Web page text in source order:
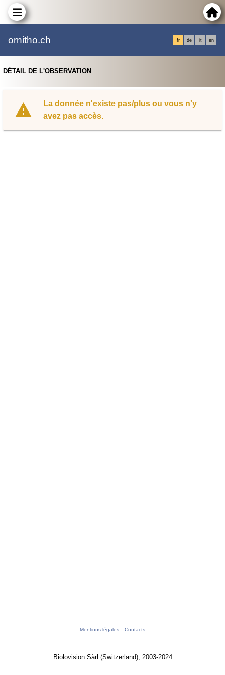
ornitho.ch fr de it en
DÉTAIL DE L'OBSERVATION
La donnée n'existe pas/plus ou vous n'y
avez pas accès.
Mentions légales Contacts
Biolovision Sàrl (Switzerland), 2003-2024